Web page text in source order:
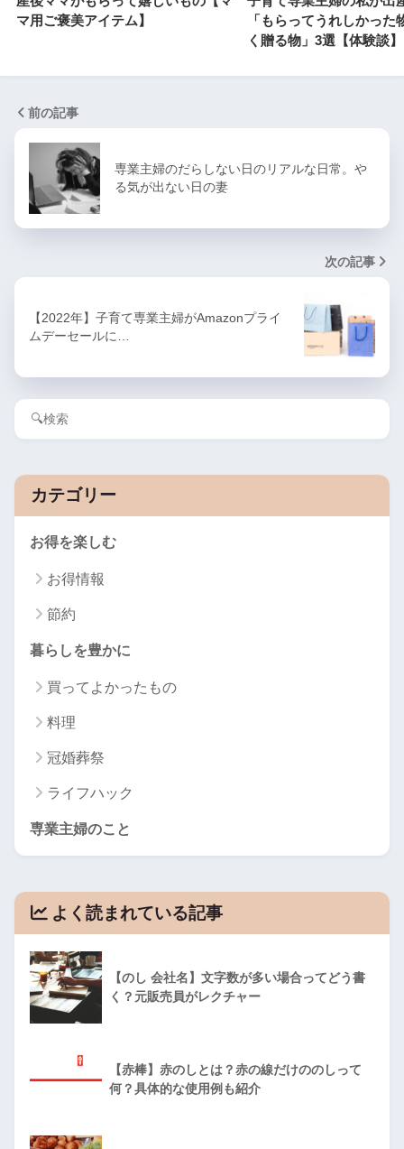
マ用ご褒美アイテム】
「もらってうれしかった
く贈る物」3選【体験談】
前の記事
専業主婦のだらしない日のリアルな日常。や
る気が出ない日の妻
次の記事
【2022年】子育て専業主婦がAmazonプライ
ムデーセールに…
カテゴリー
お得を楽しむ
お得情報
節約
暮らしを豊かに
買ってよかったもの
料理
冠婚葬祭
ライフハック
専業主婦のこと
よく読まれている記事
【のし 会社名】文字数が多い場合ってどう書
く？元販売員がレクチャー
【赤棒】赤のしとは？赤の線だけののしって
何？具体的な使用例も紹介